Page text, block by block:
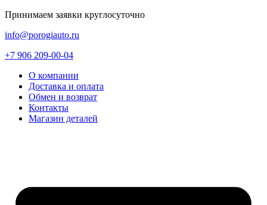
Принимаем заявки круглосуточно
info@porogiauto.ru
+7 906 209-00-04
О компании
Доставка и оплата
Обмен и возврат
Контакты
Магазин деталей